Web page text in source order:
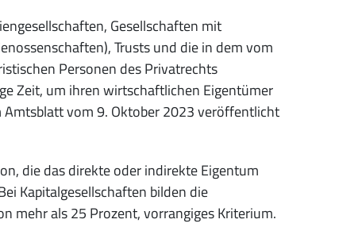
Gesellschaften mit
Trusts und die in dem vom
Personen des Privatrechts
Zeit, um ihren wirtschaftlichen Eigentümer
Amtsblatt vom 9. Oktober 2023 veröffentlicht
die das direkte oder indirekte Eigentum
Kapitalgesellschaften bilden die
mehr als 25 Prozent, vorrangiges Kriterium.